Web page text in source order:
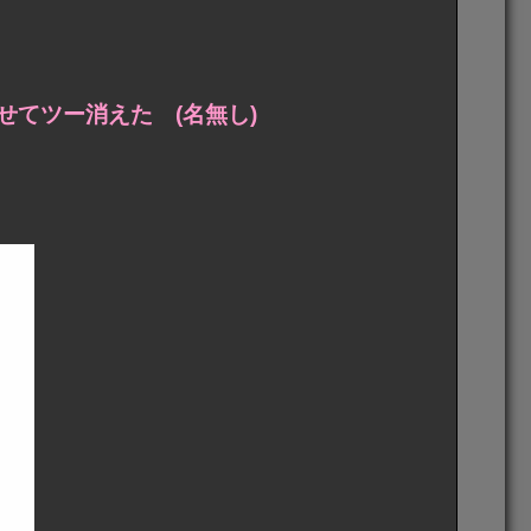
てツー消えた (名無し)